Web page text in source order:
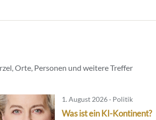
Orte, Personen und weitere Treffer
1. August 2026 · Politik
Was ist ein KI-Kontinent?